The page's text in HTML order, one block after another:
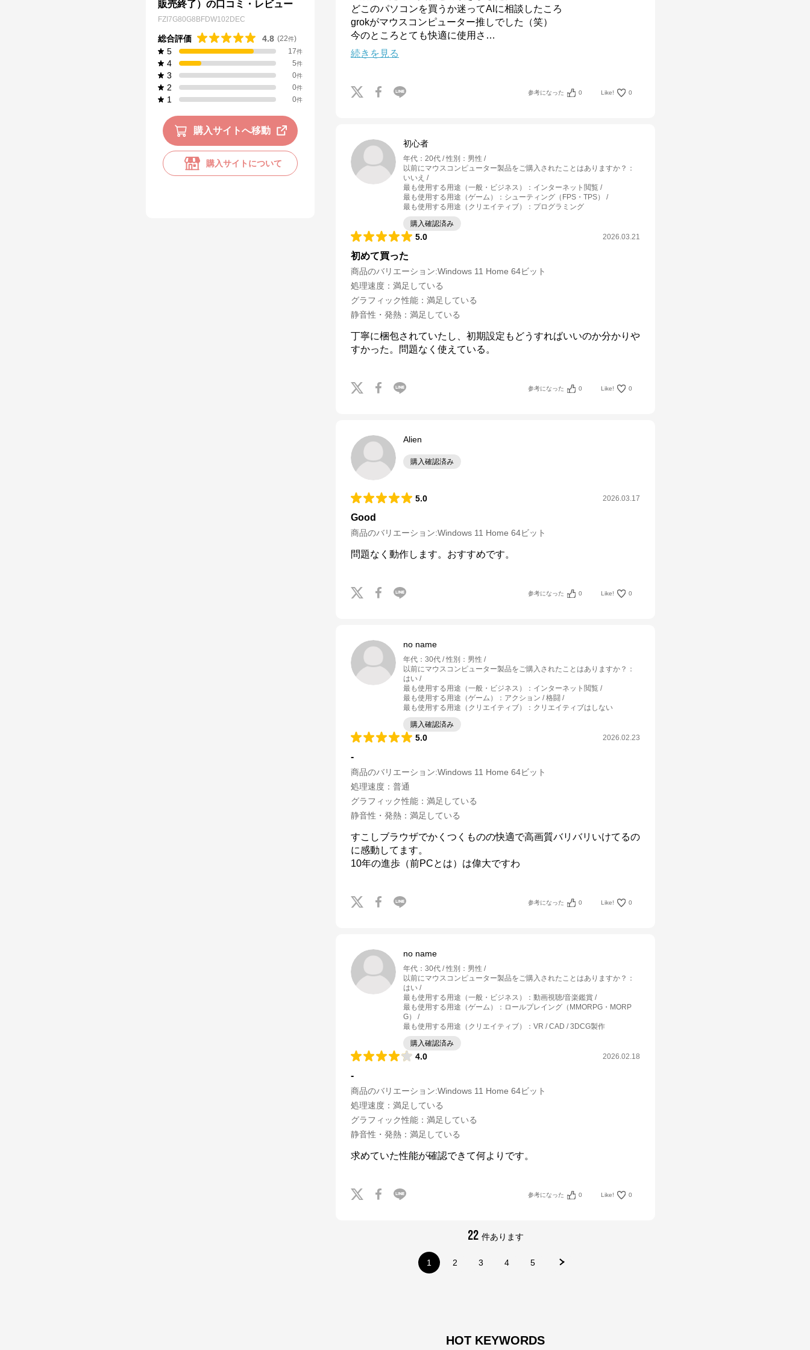
販売終了）の口コミ・レビュー
FZI7G80G8BFDW102DEC
総合評価 4.8 (22件)
5 17件
4 5件
3 0件
2 0件
1 0件
購入サイトへ移動
購入サイトについて
どこのパソコンを買うか迷ってAIに相談したころ
grokがマウスコンピューター推しでした（笑）
今のところとても快適に使用さ …
続きを見る
参考になった 0 Like! 0
初心者
年代 ： 20代 性別 ： 男性
以前にマウスコンピューター製品をご購入されたことはありますか？ ：
いいえ
最も使用する用途（一般・ビジネス）
： インターネット閲覧
最も使用する用途（ゲーム）
： シューティング（FPS・TPS）
最も使用する用途（クリエイティブ）
： プログラミング
購入確認済み
5.0 2026.03.21
初めて買った
商品のバリエーション:Windows 11 Home 64ビット
処理速度 ： 満足している
グラフィック性能 ： 満足している
静音性・発熱 ： 満足している
丁寧に梱包されていたし、初期設定もどうすればいいのか分かりや
すかった。問題なく使えている。
参考になった 0 Like! 0
Alien
購入確認済み
5.0 2026.03.17
Good
商品のバリエーション:Windows 11 Home 64ビット
問題なく動作します。おすすめです。
参考になった 0 Like! 0
no name
年代 ： 30代 性別 ： 男性
以前にマウスコンピューター製品をご購入されたことはありますか？ ：
はい
最も使用する用途（一般・ビジネス）
： インターネット閲覧
最も使用する用途（ゲーム）
： アクション / 格闘
最も使用する用途（クリエイティブ）
： クリエイティブはしない
購入確認済み
5.0 2026.02.23
-
商品のバリエーション:Windows 11 Home 64ビット
処理速度 ： 普通
グラフィック性能 ： 満足している
静音性・発熱 ： 満足している
すこしブラウザでかくつくものの快適で高画質バリバリいけてるの
に感動してます。
10年の進歩（前PCとは）は偉大ですわ
参考になった 0 Like! 0
no name
年代 ： 30代 性別 ： 男性
以前にマウスコンピューター製品をご購入されたことはありますか？ ：
はい
最も使用する用途（一般・ビジネス）
： 動画視聴/音楽鑑賞
最も使用する用途（ゲーム）
： ロールプレイング（MMORPG・MORP
G）
最も使用する用途（クリエイティブ）
： VR / CAD / 3DCG製作
購入確認済み
4.0 2026.02.18
-
商品のバリエーション:Windows 11 Home 64ビット
処理速度 ： 満足している
グラフィック性能 ： 満足している
静音性・発熱 ： 満足している
求めていた性能が確認できて何よりです。
参考になった 0 Like! 0
22 件あります
1 2 3 4 5
HOT KEYWORDS
公式ECサイト
※外部サイトが開きます
マウスコンピューター[公式]からのコメント
マウスコンピューターは、お客様のご利用目的・ご予算に沿って、自由にカス